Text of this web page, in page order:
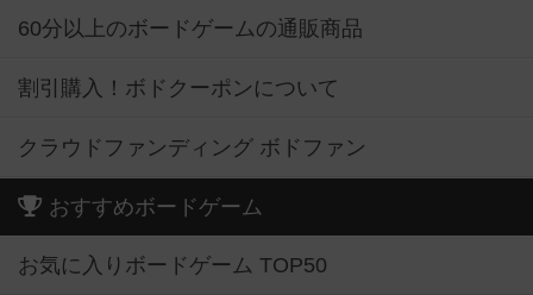
60分以上のボードゲームの通販商品
割引購入！ボドクーポンについて
クラウドファンディング ボドファン
おすすめボードゲーム
お気に入りボードゲーム TOP50